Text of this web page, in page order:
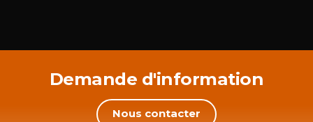
Demande d'information
Nous contacter